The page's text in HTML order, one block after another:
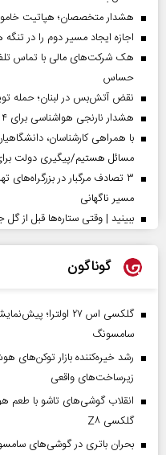
هشدار متخصصان؛ هپاتیت
اجازه ایجاد مسیر دوم را در
هک شرکت‌های مالی با تماس
حساس
نقض آتش‌بس در لبنان؛ حمله
هشدار نارنجی هواشناسی برای ۴ استان؛ خطر سیلاب و رعدوبرق در ارتفاعات
با همراهی کارشناسان،
مسائل هستیم/پیگیری دولت برای
۳ تصادف مرگبار در
مسیر ناگهانی
ببینید | وقتی ستاره‌ها قبل از
گوناگون
گلکسی اس ۲۷
سامسونگ
زیرساخت‌های واقعی
انقلاب گوشی‌های تاشو‌ با طعم
گلکسی Z۸